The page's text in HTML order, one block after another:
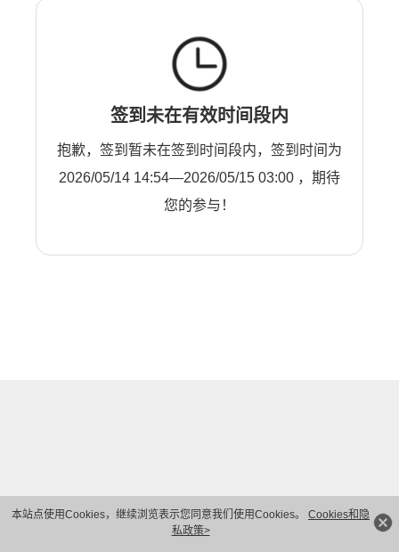
本站点使用Cookies，继续浏览表示您同意我们使用Cookies。 Cookies和隐
私政策>
签到未在有效时间段内
抱歉，签到暂未在签到时间段内，签到时间为
2026/05/14 14:54—2026/05/15 03:00 ，期待
您的参与！